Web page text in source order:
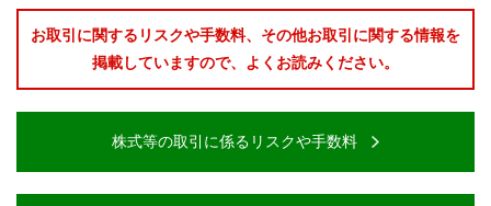
お取引に関するリスクや手数料、その他お取引に関する情報を
掲載していますので、よくお読みください。
株式等の取引に係るリスクや手数料